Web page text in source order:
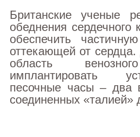
Британские ученые
обеднения сердечного
обеспечить
оттекающей от
область
имплантировать
песочные часы – два
соединенных